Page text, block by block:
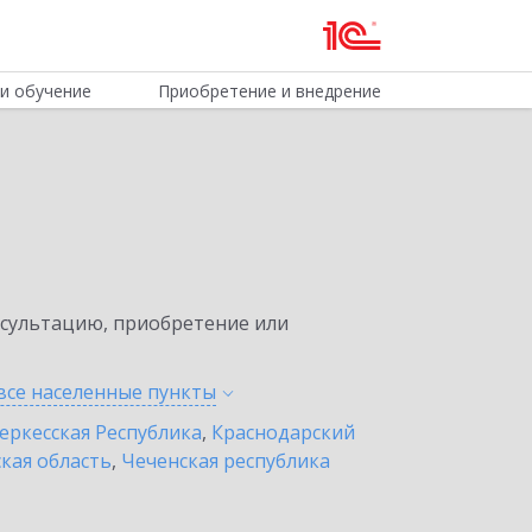
обучение Приобретение и внедрение
приобретение или
населенные пункты
Республика, Краснодарский
область, Чеченская республика